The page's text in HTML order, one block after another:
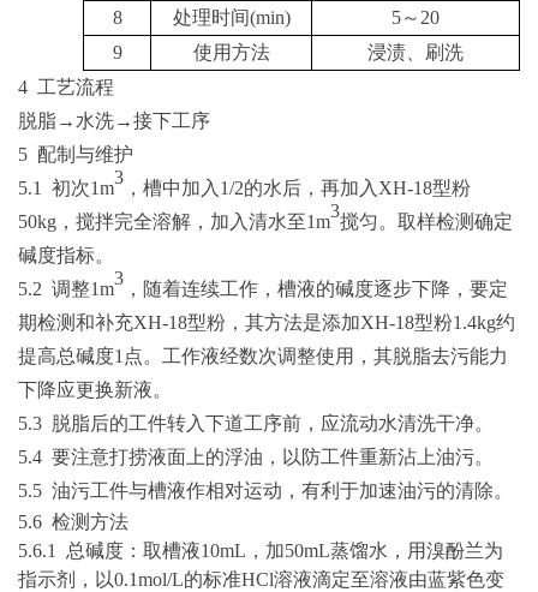
8
处理时间(min)
5～20
9
使用方法
浸渍、刷洗
4 工艺流程
脱脂→水洗→接下工序
5 配制与维护
5.1 初次1m
3
，槽中加入1/2的水后，再加入XH-18型粉
50kg ，搅拌完全溶解，加入清水至1m
3
搅匀。取样检测确定
碱度指标。
5.2 调整1m
3
，随着连续工作，槽液的碱度逐步下降，要定
期检测和补充XH-18型粉，其方法是添加XH-18型粉1.4kg约
提高总碱度1点。工作液经数次调整使用，其脱脂去污能力
下降应更换新液。
5.3 脱脂后的工件转入下道工序前，应流动水清洗干净。
5.4 要注意打捞液面上的浮油，以防工件重新沾上油污。
5.5 油污工件与槽液作相对运动，有利于加速油污的清除。
5.6 检测方法
5.6.1 总碱度：取槽液10mL ，加50mL蒸馏水，用溴酚兰为
指示剂，以0.1mol/L的标准HCl溶液滴定至溶液由蓝紫色变